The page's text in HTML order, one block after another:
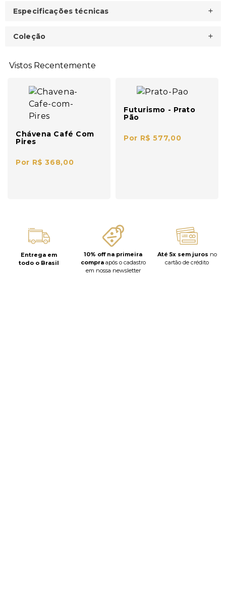
Especificações técnicas
Coleção
Vistos Recentemente
Chávena Café Com
Pires
Por R$ 368,00
Futurismo - Prato
Pão
Por R$ 577,00
Entrega em
todo o Brasil
10% off na primeira
compraapós o cadastro
em nossa newsletter
Até 5x sem juros no
cartão de crédito